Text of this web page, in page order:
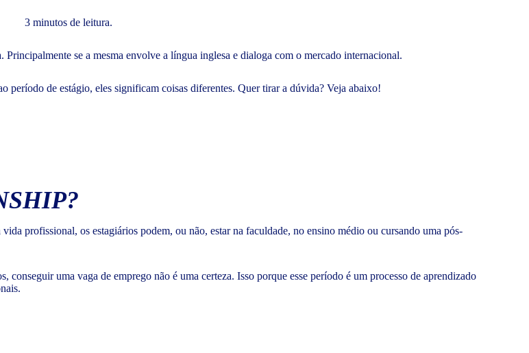
3 minutos de leitura.
se a mesma envolve a língua inglesa e dialoga com o mercado internacional.
período de estágio, eles significam coisas diferentes. Quer tirar a dúvida? Veja abaixo!
?
profissional, os estagiários podem, ou não, estar na faculdade, no ensino médio ou cursando uma pós-
conseguir uma vaga de emprego não é uma certeza. Isso porque esse período é um processo de aprendizado